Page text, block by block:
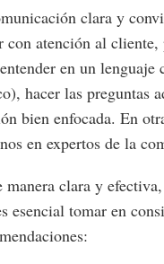
clara y
con atención al cliente,
en un lenguaje
hacer las preguntas
bien enfocada. En
en expertos de la
manera clara y
esencial tomar en